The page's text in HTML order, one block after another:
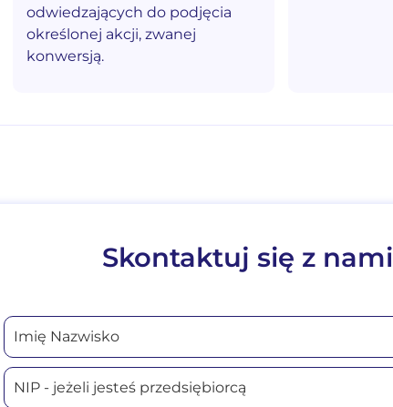
odwiedzających do podjęcia
określonej akcji, zwanej
konwersją.
Skontaktuj się z nami